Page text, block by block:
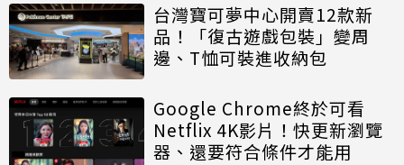
台灣寶可夢中心開賣12款新
品！「復古遊戲包裝」變周
邊、T恤可裝進收納包
Google Chrome終於可看
Netflix 4K影片！快更新瀏覽
器、還要符合條件才能用